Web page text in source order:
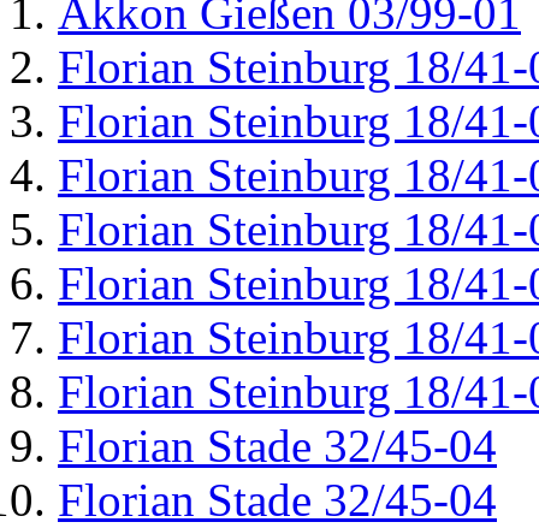
Akkon Gießen 03/99-01
Florian Steinburg 18/41-
Florian Steinburg 18/41-
Florian Steinburg 18/41-
Florian Steinburg 18/41-
Florian Steinburg 18/41-
Florian Steinburg 18/41-
Florian Steinburg 18/41-
Florian Stade 32/45-04
Florian Stade 32/45-04